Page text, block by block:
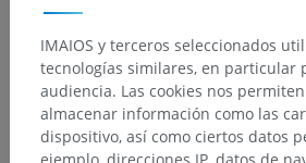
Neuroanatomía humana
IMAIOS y terceros seleccionados
tecnologías similares, en particular
audiencia. Las cookies nos
almacenar información como las
dispositivo, así como ciertos datos